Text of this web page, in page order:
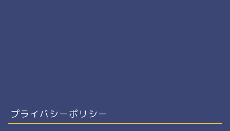
プライバシーポリシー